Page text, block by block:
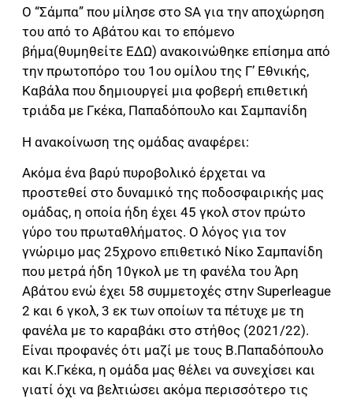
Ο “Σάμπα” που μίλησε στο SA για την αποχώρηση
του από το Αβάτου και το επόμενο
βήμα(θυμηθείτε ΕΔΩ) ανακοινώθηκε επίσημα από
την πρωτοπόρο του 1ου ομίλου της Γ’ Εθνικής,
Καβάλα που δημιουργεί μια φοβερή επιθετική
τριάδα με Γκέκα, Παπαδόπουλο και Σαμπανίδη
Η ανακοίνωση της ομάδας αναφέρει:
Ακόμα ένα βαρύ πυροβολικό έρχεται να
προστεθεί στο δυναμικό της ποδοσφαιρικής μας
ομάδας, η οποία ήδη έχει 45 γκολ στον πρώτο
γύρο του πρωταθλήματος. Ο λόγος για τον
γνώριμο μας 25χρονο επιθετικό Νίκο Σαμπανίδη
που μετρά ήδη 10γκολ με τη φανέλα του Άρη
Αβάτου ενώ έχει 58 συμμετοχές στην Superleague
2 και 6 γκολ, 3 εκ των οποίων τα πέτυχε με τη
φανέλα με το καραβάκι στο στήθος (2021/22).
Είναι προφανές ότι μαζί με τους Β.Παπαδόπουλο
και Κ.Γκέκα, η ομάδα μας θέλει να συνεχίσει και
γιατί όχι να βελτιώσει ακόμα περισσότερο τις